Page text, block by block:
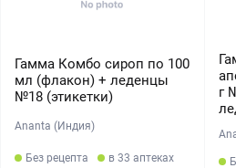
Гамма Комбо сироп по 100
мл (флакон) + леденцы
№18 (этикетки)
Ananta (Индия)
Без рецепта в 33 аптеках
г